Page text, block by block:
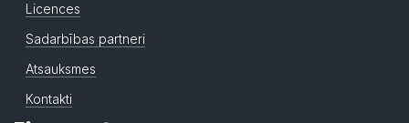
Licences
Sadarbības partneri
Atsauksmes
Kontakti